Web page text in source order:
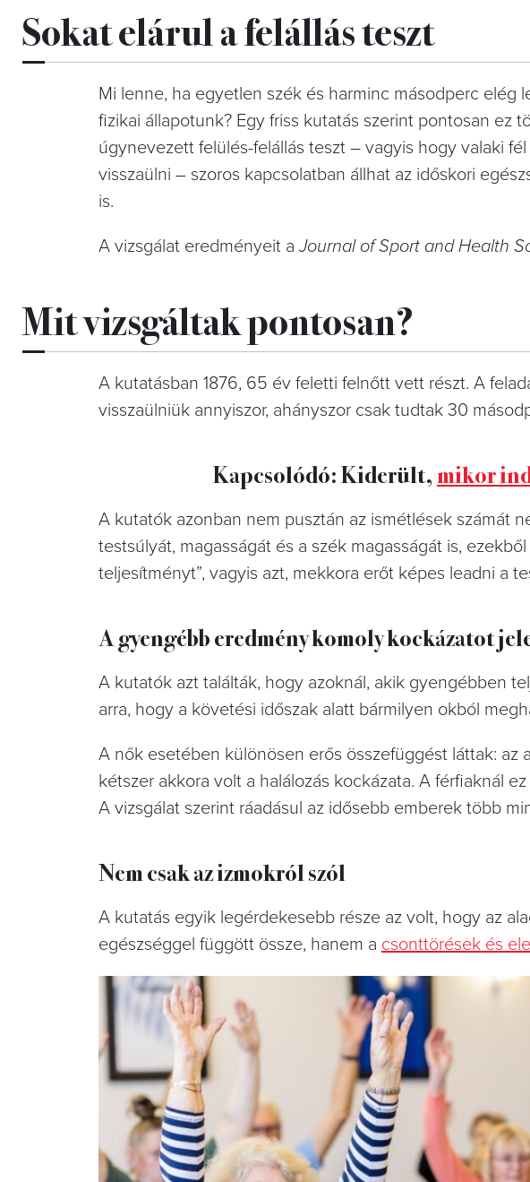
Sokat elárul a felállás teszt
Mi lenne, ha egyetlen szék és harminc másodperc elég
fizikai állapotunk? Egy friss kutatás szerint pontosan ez
úgynevezett felülés-felállás teszt – vagyis hogy valaki
visszaülni – szoros kapcsolatban állhat az időskori
is.
A vizsgálat eredményeit aJournal of Sport and Health
Mit vizsgáltak pontosan?
A kutatásban 1876, 65 év feletti felnőtt vett részt. A
visszaülniük annyiszor, ahányszor csak tudtak 30
Kapcsolódó: Kiderült,mikor
A kutatók azonban nem pusztán az ismétlések számát
testsúlyát, magasságát és a szék magasságát is,
teljesítményt”, vagyis azt, mekkora erőt képes leadni a
A gyengébb eredmény komoly kockázatot
A kutatók azt találták, hogy azoknál, akik gyengébben
arra, hogy a követési időszak alatt bármilyen okból
A nők esetében különösen erős összefüggést láttak:
kétszer akkora volt a halálozás kockázata. A férfiaknál
A vizsgálat szerint ráadásul az idősebb emberek több
Nem csak az izmokról szól
A kutatás egyik legérdekesebb része az volt, hogy az
egészséggel függött össze, hanem a csonttörések és